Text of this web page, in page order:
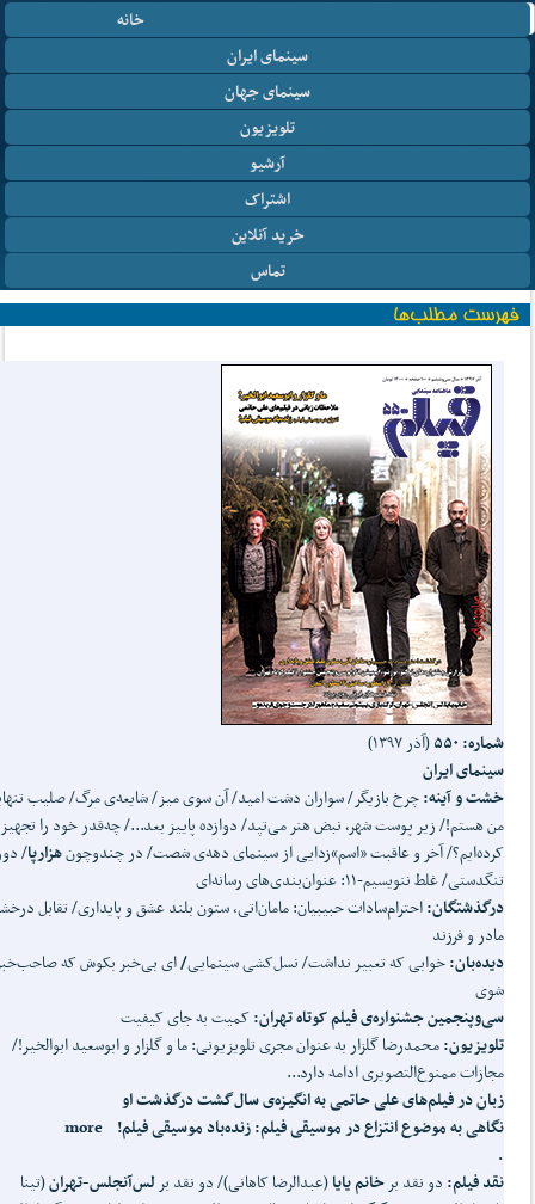
خانه
سینمای ایران
سینمای جهان
تلویزیون
آرشیو
اشتراک
خرید آنلاین
تماس
شماره: ۵۵۰
(آذر ۱۳۹۷)
سینمای ایران
خشت و آینه:چرخ بازیگر/ سواران دشت امید/ آن سوی میز/ شایعه‌ی مرگ/ صلیب
من هستم!/ زیر پوست شهر، نبض هنر می‌تپد/ دوازده پاییز بعد.../ چه‌قدر خود را تجهیز
کرده‌ایم؟/ آخر و عاقبت «اسم»زدایی از سینمای دهه‌ی شصت/ در چندوچونهزارپا/
تنگدستی/ غلط ننویسیم-۱۱: عنوان‌بندی‌های رسانه‌ای
درگذشتگان:احترام‌سادات حبیبیان: مامان‌اتی، ستون بلند عشق و پایداری/ تقابل
مادر و فرزند
دیدهبان:خوابی که تعبیر نداشت/ نسل‌کشی سینمایی/ای بی‌خبر بکوش که
شوی
سیوپنجمین جشنواره‌ی فیلم کوتاه تهران:کمیت به جای کیفیت
تلویزیون:محمدرضا گلزار به عنوان مجری تلویزیونی: ما و گلزار و ابوسعید ابوالخیر!/
مجازات ممنوع‌التصویری ادامه دارد...
زبان در فیلم‌های علی حاتمی به انگیزه‌ی سال‌گشت درگذشت او
نگاهی به موضوع انتزاع در موسیقی فیلم:زندهباد موسیقی فیلم! more
.
نقد فیلم: دو نقد برخانم یایا(عبدالرضا کاهانی)/ دو نقد برلسآنجلس-تهران(تینا